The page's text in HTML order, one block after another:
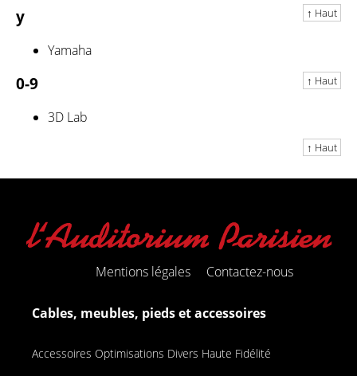
↑ Haut
y
Yamaha
↑ Haut
0-9
3D Lab
↑ Haut
Mentions légales Contactez-nous
Cables, meubles, pieds et accessoires
Accessoires Optimisations Divers Haute Fidélité